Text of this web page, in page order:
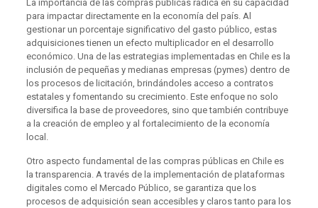
La importancia de las compras públicas radica en su capacidad
para impactar directamente en la economía del país. Al
gestionar un porcentaje significativo del gasto público, estas
adquisiciones tienen un efecto multiplicador en el desarrollo
económico. Una de las estrategias implementadas en Chile es la
inclusión de pequeñas y medianas empresas (pymes) dentro de
los procesos de licitación, brindándoles acceso a contratos
estatales y fomentando su crecimiento. Este enfoque no solo
diversifica la base de proveedores, sino que también contribuye
a la creación de empleo y al fortalecimiento de la economía
local.
Otro aspecto fundamental de las compras públicas en Chile es
la transparencia. A través de la implementación de plataformas
digitales como el Mercado Público, se garantiza que los
procesos de adquisición sean accesibles y claros tanto para los